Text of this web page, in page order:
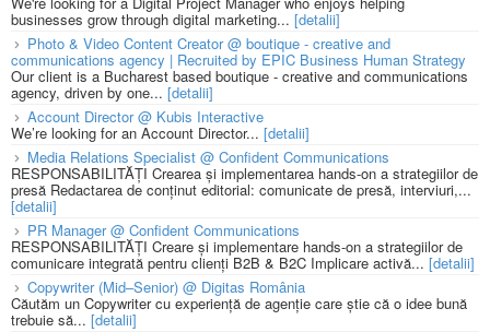
businesses grow through digital marketing... [detalii]
Photo & Video Content Creator @ boutique - creative and
communications agency | Recruited by EPIC Business Human Strategy
Our client is a Bucharest based boutique - creative and communications
agency, driven by one... [detalii]
Account Director @ Kubis Interactive
We’re looking for an Account Director... [detalii]
Media Relations Specialist @ Confident Communications
RESPONSABILITĂȚI Crearea și implementarea hands-on a strategiilor de
presă Redactarea de conținut editorial: comunicate de presă, interviuri,...
[detalii]
PR Manager @ Confident Communications
RESPONSABILITĂȚI Creare și implementare hands-on a strategiilor de
comunicare integrată pentru clienți B2B & B2C Implicare activă... [detalii]
Copywriter (Mid–Senior) @ Digitas România
Căutăm un Copywriter cu experiență de agenție care știe că o idee bună
trebuie să... [detalii]